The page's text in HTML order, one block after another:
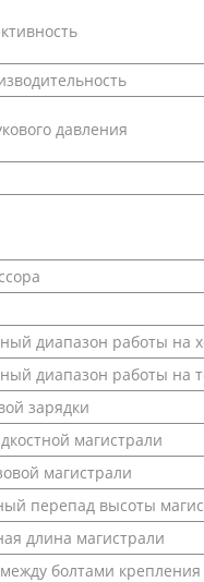
давления
диапазон работы на
диапазон работы на
зарядки
магистрали
магистрали
перепад высоты
длина магистрали
болтами